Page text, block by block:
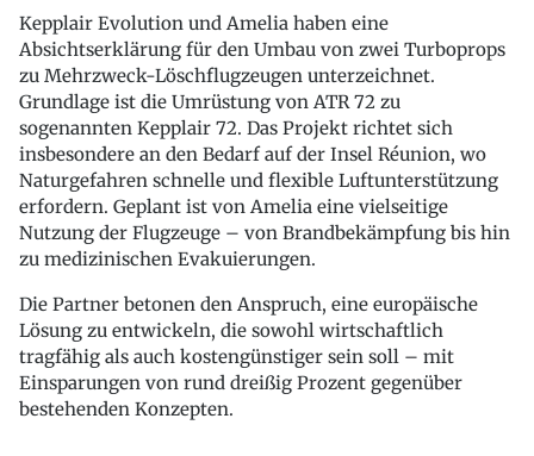
Kepplair Evolution und Amelia haben eine
Absichtserklärung für den Umbau von zwei Turboprops
zu Mehrzweck-Löschflugzeugen unterzeichnet.
Grundlage ist die Umrüstung von ATR 72 zu
sogenannten Kepplair 72. Das Projekt richtet sich
insbesondere an den Bedarf auf der Insel Réunion, wo
Naturgefahren schnelle und flexible Luftunterstützung
erfordern. Geplant ist von Amelia eine vielseitige
Nutzung der Flugzeuge – von Brandbekämpfung bis hin
zu medizinischen Evakuierungen.
Die Partner betonen den Anspruch, eine europäische
Lösung zu entwickeln, die sowohl wirtschaftlich
tragfähig als auch kostengünstiger sein soll – mit
Einsparungen von rund dreißig Prozent gegenüber
bestehenden Konzepten.